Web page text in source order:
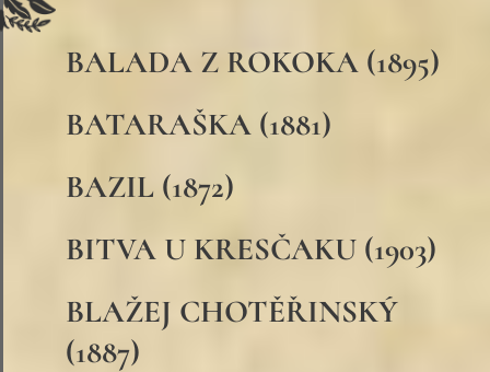
BALADA Z ROKOKA (1895)
BATARAŠKA (1881)
BAZIL (1872)
BITVA U KRESČAKU (1903)
BLAŽEJ CHOTĚŘINSKÝ
(1887)